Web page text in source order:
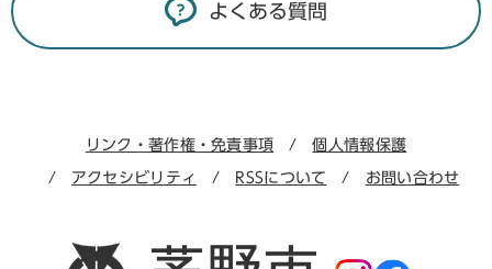
よくある質問
リンク・著作権・免責事項 個人情報保護
アクセシビリティ RSSについて お問い合わせ